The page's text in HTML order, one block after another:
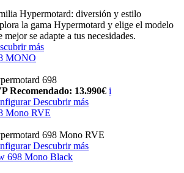
Hypermotard: diversión y estilo
la gama Hypermotard y elige el modelo
mejor se adapte a tus necesidades.
más
MONO
698
Recomendado: 13.990€ i
Descubrir más
Mono RVE
698 Mono RVE
Descubrir más
698 Mono Black